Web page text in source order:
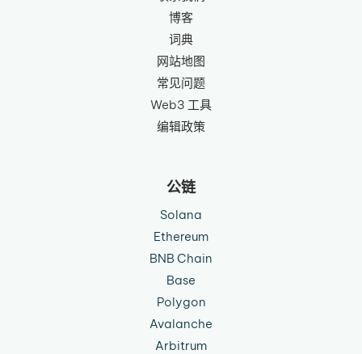
博客
词典
网站地图
常见问题
Web3 工具
编辑政策
公链
Solana
Ethereum
BNB Chain
Base
Polygon
Avalanche
Arbitrum